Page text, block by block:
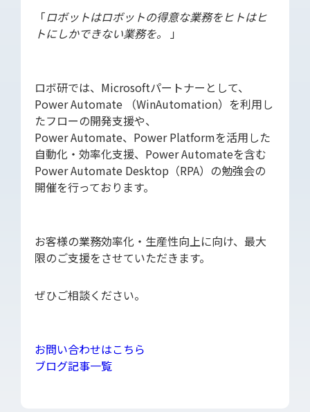
「ロボットはロボットの得意な業務をヒトはヒ
トにしかできない業務を。
」
ロボ研では、Microsoftパートナーとして、
Power Automate （WinAutomation）を利用し
たフローの開発支援や、
Power Automate、Power Platformを活用した
自動化・効率化支援、Power Automateを含む
Power Automate Desktop（RPA）の勉強会の
開催を行っております。
お客様の業務効率化・生産性向上に向け、最大
限のご支援をさせていただきます。
ぜひご相談ください。
お問い合わせはこちら
ブログ記事一覧